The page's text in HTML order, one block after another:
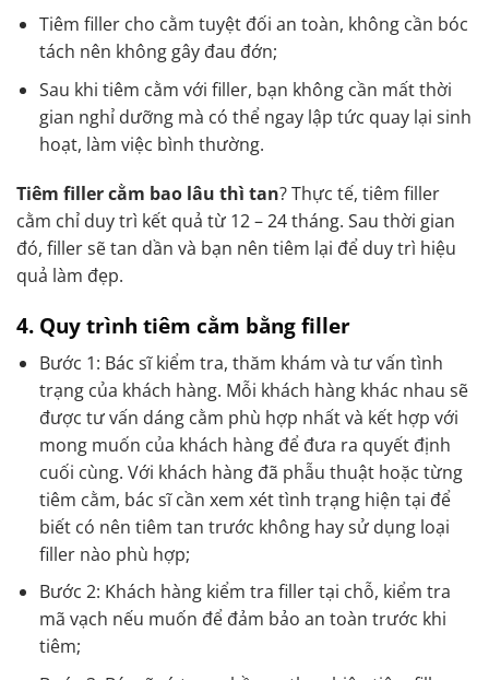
Tiêm filler cho cằm tuyệt đối an toàn, không cần bóc
tách nên không gây đau đớn;
Sau khi tiêm cằm với filler, bạn không cần mất thời
gian nghỉ dưỡng mà có thể ngay lập tức quay lại sinh
hoạt, làm việc bình thường.
Tiêm filler cằm bao lâu thì tan? Thực tế, tiêm filler
cằm chỉ duy trì kết quả từ 12 – 24 tháng. Sau thời gian
đó, filler sẽ tan dần và bạn nên tiêm lại để duy trì hiệu
quả làm đẹp.
4. Quy trình tiêm cằm bằng filler
Bước 1: Bác sĩ kiểm tra, thăm khám và tư vấn tình
trạng của khách hàng. Mỗi khách hàng khác nhau sẽ
được tư vấn dáng cằm phù hợp nhất và kết hợp với
mong muốn của khách hàng để đưa ra quyết định
cuối cùng. Với khách hàng đã phẫu thuật hoặc từng
tiêm cằm, bác sĩ cần xem xét tình trạng hiện tại để
biết có nên tiêm tan trước không hay sử dụng loại
filler nào phù hợp;
Bước 2: Khách hàng kiểm tra filler tại chỗ, kiểm tra
mã vạch nếu muốn để đảm bảo an toàn trước khi
tiêm;